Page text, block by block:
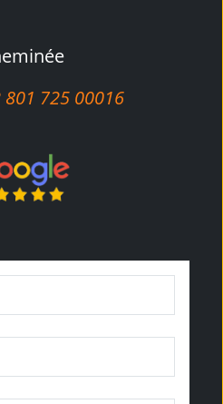
801 725 00016